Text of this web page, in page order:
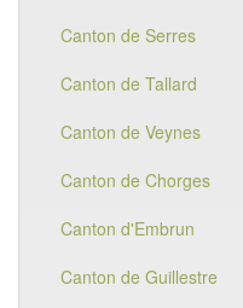
Canton de Serres
Canton de Tallard
Canton de Veynes
Canton de Chorges
Canton d'Embrun
Canton de Guillestre